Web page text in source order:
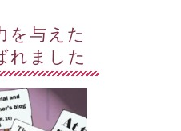
れました